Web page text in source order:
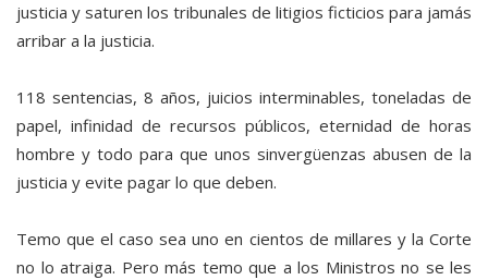
justicia y saturen los tribunales de litigios ficticios para jamás
arribar a la justicia.
118 sentencias, 8 años, juicios interminables, toneladas de
papel, infinidad de recursos públicos, eternidad de horas
hombre y todo para que unos sinvergüenzas abusen de la
justicia y evite pagar lo que deben.
Temo que el caso sea uno en cientos de millares y la Corte
no lo atraiga. Pero más temo que a los Ministros no se les